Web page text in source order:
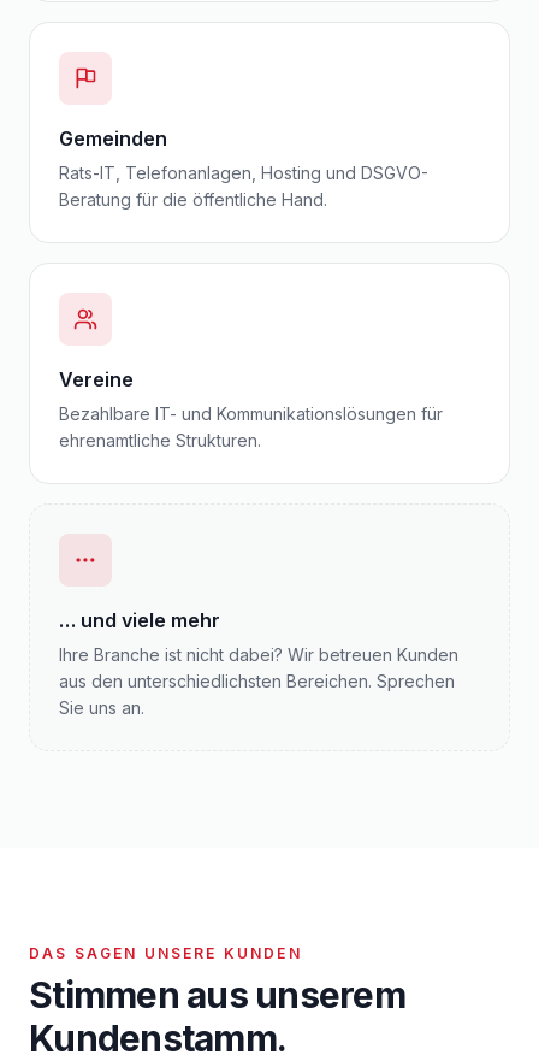
Gemeinden
Rats-IT, Telefonanlagen, Hosting und DSGVO-
Beratung für die öffentliche Hand.
Vereine
Bezahlbare IT- und Kommunikationslösungen für
ehrenamtliche Strukturen.
… und viele mehr
Ihre Branche ist nicht dabei? Wir betreuen Kunden
aus den unterschiedlichsten Bereichen. Sprechen
Sie uns an.
DAS SAGEN UNSERE KUNDEN
Stimmen aus unserem
Kundenstamm.